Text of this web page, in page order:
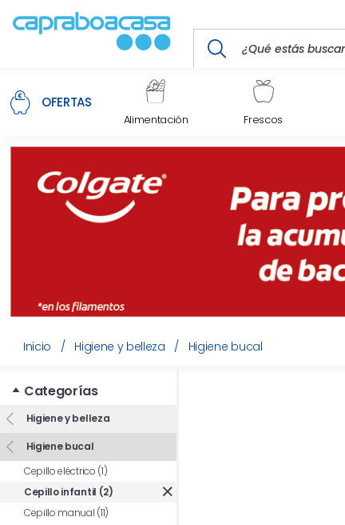
OFERTAS
Alimentación Frescos
Inicio / Higiene y belleza / Higiene bucal
Categorías
Higiene y belleza
Higiene bucal
Cepillo eléctrico (1)
Cepillo infantil (2)
Cepillo manual (11)